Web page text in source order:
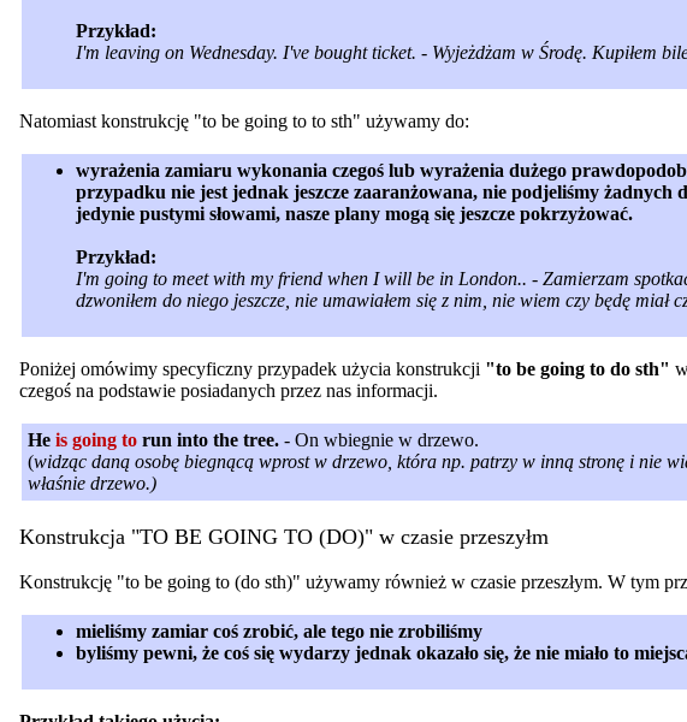
Przykład:
I'm leaving on Wednesday. I've bought ticket. - Wyjeżdżam w Środę. Kupiłem
Natomiast konstrukcję "to be going to to sth" używamy do:
wyrażenia zamiaru wykonania czegoś lub wyrażenia dużego
przypadku nie jest jednak jeszcze zaaranżowana, nie podjeliśmy żadnych
jedynie pustymi słowami, nasze plany mogą się jeszcze pokrzyżować.
Przykład:
I'm going to meet with my friend when I will be in London.. - Zamierzam
dzwoniłem do niego jeszcze, nie umawiałem się z nim, nie wiem czy będę miał
Poniżej omówimy specyficzny przypadek użycia konstrukcji "to be going to do sth"
czegoś na podstawie posiadanych przez nas informacji.
He is going to run into the tree. - On wbiegnie w drzewo.
(widząc daną osobę biegnącą wprost w drzewo, która np. patrzy w inną stronę i nie
właśnie drzewo.)
Konstrukcja "TO BE GOING TO (DO)" w czasie przeszyłm
Konstrukcję "to be going to (do sth)" używamy również w czasie przeszłym. W tym
mieliśmy zamiar coś zrobić, ale tego nie zrobiliśmy
byliśmy pewni, że coś się wydarzy jednak okazało się, że nie miało to